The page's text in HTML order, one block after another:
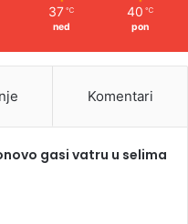
37 ℃
ned
40 ℃
pon
Komentari
gasi vatru u selima